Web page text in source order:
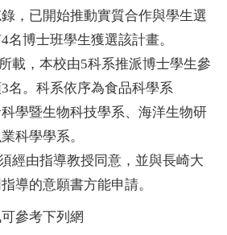
，已開始推動實質合作與學生選
名博士班學生獲選該計畫。
載，本校由5科系推派博士學生參
名。科系依序為食品科學系
學暨生物科技學系、海洋生物研
科學學系。
經由指導教授同意，並與長崎大
導的意願書方能申請。
參考下列網